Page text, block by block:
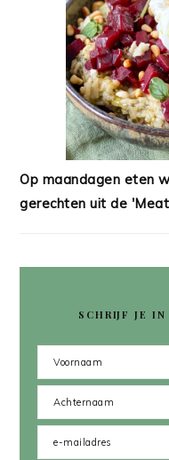
Op maandagen eten
gerechten uit de
SCHRIJF JE